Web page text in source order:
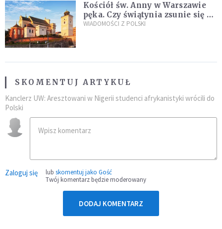
Kościół św. Anny w Warszawie
pęka. Czy świątynia zsunie się ze
skarpy?
WIADOMOŚCI Z POLSKI
SKOMENTUJ ARTYKUŁ
Kanclerz UW: Aresztowani w Nigerii studenci afrykanistyki wrócili do
Polski
Zaloguj się lub skomentuj jako Gość
Twój komentarz będzie moderowany
DODAJ KOMENTARZ